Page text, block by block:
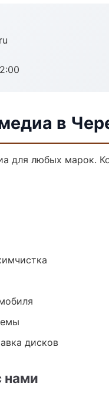
в
для любых марок.
дисков
нами